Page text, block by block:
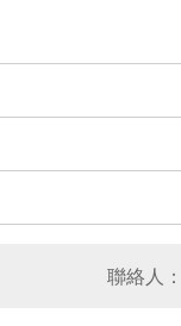
聯絡人：